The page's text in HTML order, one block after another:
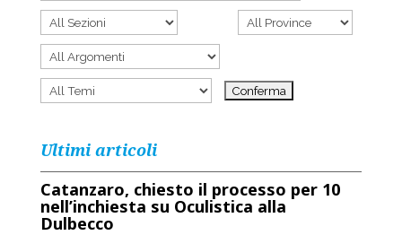
Ultimi articoli
Catanzaro, chiesto il processo per 10
nell’inchiesta su Oculistica alla
Dulbecco